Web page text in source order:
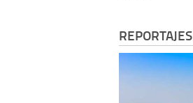
REPORTAJES